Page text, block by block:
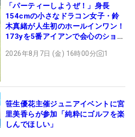
「パーティーしようぜ！」身長
154cmの小さなドラコン女子・鈴
木真緒が人生初のホールインワン！
173yを5番アイアンで会心のショッ
2026年8月7日 (金) 16時00分 1
笹生優花主催ジュニアイベントに宮
里美香らが参加「純粋にゴルフを楽
しんでほしい」